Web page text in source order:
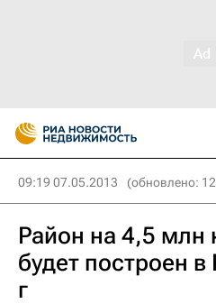
09:19 07.05.2013 (обновлено:
Район на 4,5 млн
будет построен
г